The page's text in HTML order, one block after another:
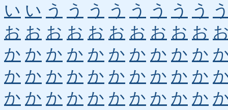
い い う う う う う う う う
お お お お お お お お お お
か か か か か か か か か か
か か か か か か か か か か
か か か か か か か か か か